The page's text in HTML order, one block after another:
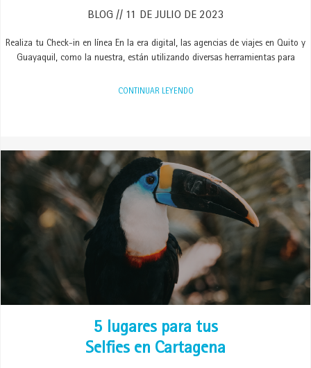
BLOG 11 DE JULIO DE 2023
Realiza tu Check-in en línea En la era digital, las agencias de viajes en Quito y
Guayaquil, como la nuestra, están utilizando diversas herramientas para
CONTINUAR LEYENDO
5 lugares para tus
Selfies en Cartagena